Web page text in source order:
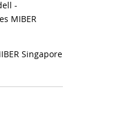
-
MIBER
Singapore